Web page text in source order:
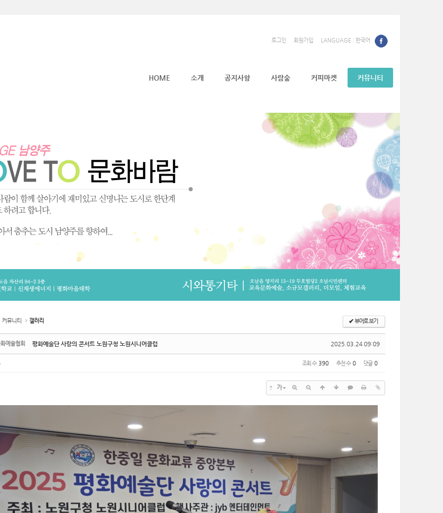
로그인 회원가입 LANGUAGE : 한국어
HOME 소개 공지사항 사람숲 커피마켓 커뮤니티
커뮤니티 갤러리 ✔뷰어로 보기
예술협회 2025.03.24 09:09
평화예술단 사랑의 콘서트 노원구청 노원시니어클럽
조회 수 390 추천 수 0 댓글 0
? 가